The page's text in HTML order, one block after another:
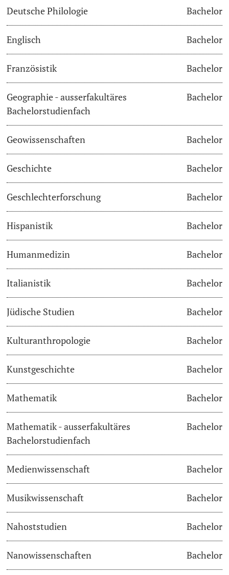
Campus Stories
Hörerinnen/Hörer
Student Life
Beratung & Support
Studienberatung
Studienfinanzierung
Berufseinstieg & Laufbahnberatung
Soziales & Gesundheit
Koordinationsstelle für Geflüchtete
Beratungswegweiser
Lernen & Lehren
KI in Studium und Lehre
Digitales Lernen
Sprachenzentrum
Lernbörse
Lernräume
Deutsche Philologie Bachelor
Englisch Bachelor
Französistik Bachelor
Geographie - ausserfakultäres
Bachelorstudienfach
Bachelor
Geowissenschaften Bachelor
Geschichte Bachelor
Geschlechterforschung Bachelor
Hispanistik Bachelor
Humanmedizin Bachelor
Italianistik Bachelor
Jüdische Studien Bachelor
Kulturanthropologie Bachelor
Kunstgeschichte Bachelor
Mathematik Bachelor
Mathematik - ausserfakultäres
Bachelorstudienfach
Bachelor
Medienwissenschaft Bachelor
Musikwissenschaft Bachelor
Nahoststudien Bachelor
Nanowissenschaften Bachelor